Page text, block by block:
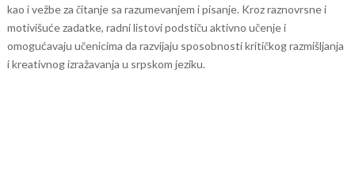
kao i vežbe za čitanje sa razumevanjem i pisanje. Kroz raznovrsne i
motivišuće zadatke, radni listovi podstiču aktivno učenje i
omogućavaju učenicima da razvijaju sposobnosti kritičkog razmišljanja
i kreativnog izražavanja u srpskom jeziku.